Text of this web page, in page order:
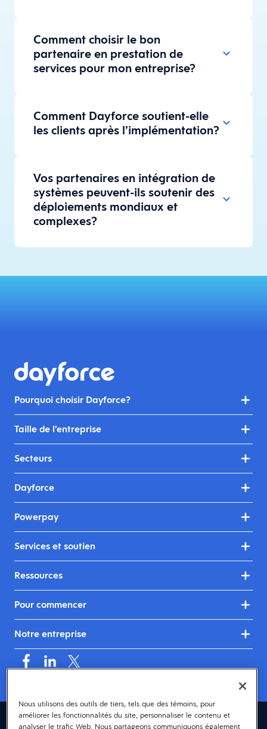
Comment choisir le bon
partenaire en prestation de
services pour mon entreprise?
Comment Dayforce soutient-elle
les clients après l’implémentation?
Vos partenaires en intégration de
systèmes peuvent-ils soutenir des
déploiements mondiaux et
complexes?
Pourquoi choisir Dayforce?
Taille de l’entreprise
Secteurs
Dayforce
Powerpay
Services et soutien
Ressources
Pour commencer
Notre entreprise
Canada (français)
Nous utilisons des outils de tiers, tels que des témoins, pour
améliorer les fonctionnalités du site, personnaliser le contenu et
analyser le trafic Web. Nous partageons communiquons également